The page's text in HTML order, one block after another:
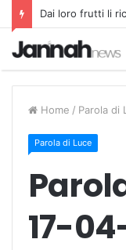
Dai loro frutti li
Home / Parola di
Parola di Luce
17-